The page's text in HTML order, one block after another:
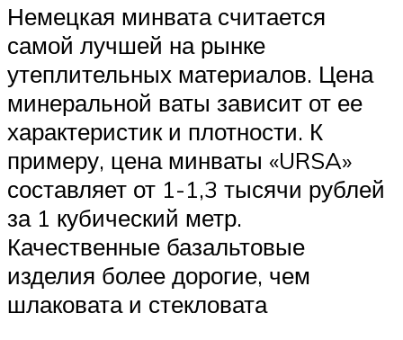
Немецкая минвата считается
самой лучшей на рынке
утеплительных материалов. Цена
минеральной ваты зависит от ее
характеристик и плотности. К
примеру, цена минваты «URSA»
составляет от 1-1,3 тысячи рублей
за 1 кубический метр.
Качественные базальтовые
изделия более дорогие, чем
шлаковата и стекловата